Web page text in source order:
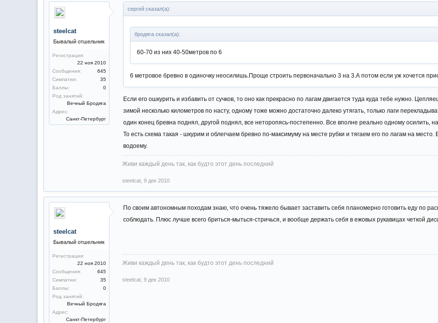
steelcat
Бывалый отшельник
Регистрация:
22 ноя 2010
Сообщения:
645
Симпатии:
35
Баллы:
0
Род занятий:
Вечный Бродяга
Адрес:
Санкт-Петербург
сергей сказал(а):
бродяга сказал(а):
60-70 из них 40-50метров по 6
6 метровое бревно в одиночку неосилишь.Проще строить первоначально 3 на 3.А потом если уж хочется
Если его ошкурить и избавить от сучков, то оно как прекрасно по лагам двигается туда куда тебе нужно.
зимой несколько километров по насту, одному тоже можно достаточно далеко утягать, только лаги
один конец бревна поднял, другой поднял, все неторопясь-постепенно. Все вполне реально одному осилить,
То есть схема такая - шкурим и облегчаем бревно по-максимуму на месте рубки и тягаем его по лагам на
водоему.
Живи каждый день так, как будто этот день последний
steelcat 9 дек 2010
steelcat
Бывалый отшельник
Регистрация:
22 ноя 2010
Сообщения:
645
Симпатии:
35
Баллы:
0
Род занятий:
Вечный Бродяга
Адрес:
Санкт-Петербург
По своим автономным походам знаю, что очень тяжело бывает заставить себя планомерно готовить еду по
соблюдать. Плюс лучше всего бриться-мыться-стричься, и вообще держать себя в ежовых рукавицах четкой
Живи каждый день так, как будто этот день последний
steelcat 9 дек 2010